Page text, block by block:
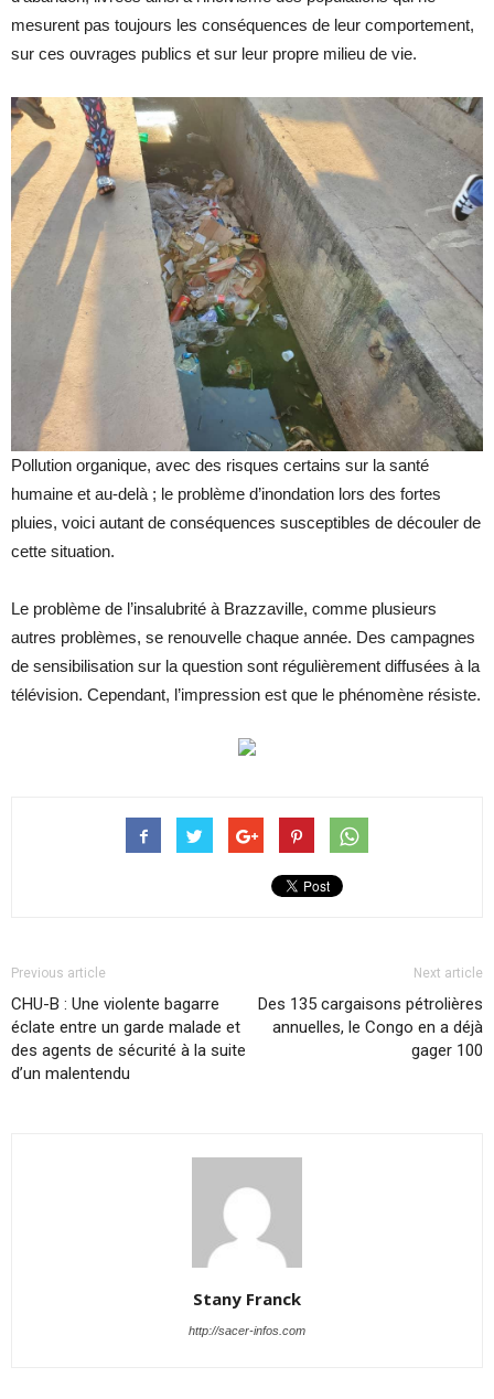
mesurent pas toujours les conséquences de leur comportement,
sur ces ouvrages publics et sur leur propre milieu de vie.
Pollution organique, avec des risques certains sur la santé
humaine et au-delà ; le problème d’inondation lors des fortes
pluies, voici autant de conséquences susceptibles de découler de
cette situation.
Le problème de l’insalubrité à Brazzaville, comme plusieurs
autres problèmes, se renouvelle chaque année. Des campagnes
de sensibilisation sur la question sont régulièrement diffusées à la
télévision. Cependant, l’impression est que le phénomène résiste.
Previous article
CHU-B : Une violente bagarre
éclate entre un garde malade et
des agents de sécurité à la suite
d’un malentendu
Next article
Des 135 cargaisons pétrolières
annuelles, le Congo en a déjà
gager 100
Stany Franck
http://sacer-infos.com